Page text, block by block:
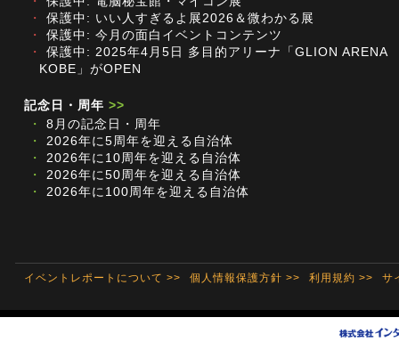
・
保護中: いい人すぎるよ展2026＆微わかる展
・
保護中: 今月の面白イベントコンテンツ
・
保護中: 2025年4月5日 多目的アリーナ「GLION ARENA
KOBE」がOPEN
記念日・周年 >>
・
8月の記念日・周年
・
2026年に5周年を迎える自治体
・
2026年に10周年を迎える自治体
・
2026年に50周年を迎える自治体
・
2026年に100周年を迎える自治体
イベントレポートについて >> 個人情報保護方針 >> 利用規約 >> サ